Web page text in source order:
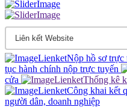
Nộp hồ sơ trực
tục hành chính nộp trực tuyến
cửa
Thống kê
Công khai kết
người dân, doanh nghiệp